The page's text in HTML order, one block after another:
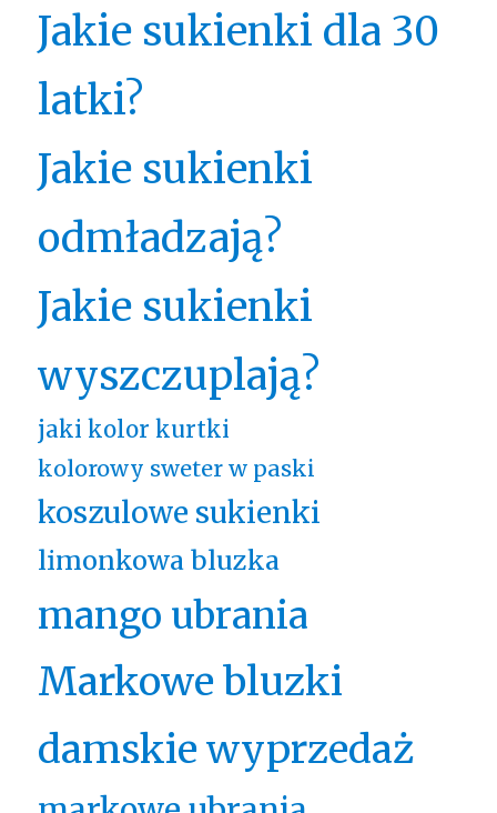
Jakie sukienki dla 30
latki?
Jakie sukienki
odmładzają?
Jakie sukienki
wyszczuplają?
jaki kolor kurtki
kolorowy sweter w paski
koszulowe sukienki
limonkowa bluzka
mango ubrania
Markowe bluzki
damskie wyprzedaż